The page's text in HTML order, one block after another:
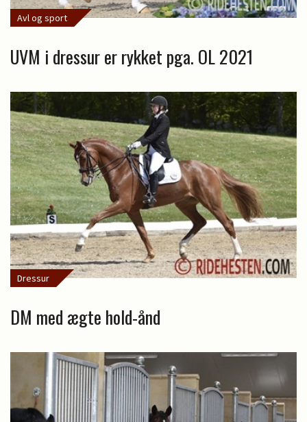
Avl og sport
UVM i dressur er rykket pga. OL 2021
Dressur
DM med ægte hold-ånd